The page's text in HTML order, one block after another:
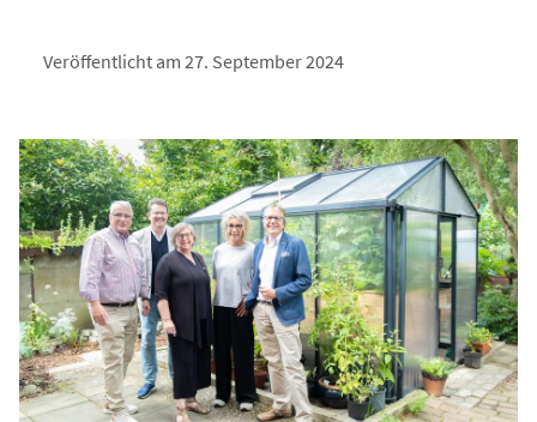
Veröffentlicht am 27. September 2024